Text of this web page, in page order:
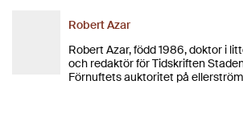
Robert Azar
Robert Azar, född 1986, doktor i
och redaktör för Tidskriften
Förnuftets auktoritet på